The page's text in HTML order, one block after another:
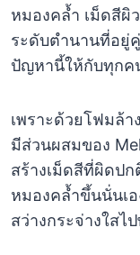
หมองคล้ำ เม็ดสีผิ
ระดับตำนานที่อยู่
ปัญหานี้ให้กับทุกค
เพราะด้วยโฟมล้
มีส่วนผสมของ
สร้างเม็ดสีที่ผิดป
หมองคล้ำขึ้นนั่นเ
สว่างกระจ่างใสไ